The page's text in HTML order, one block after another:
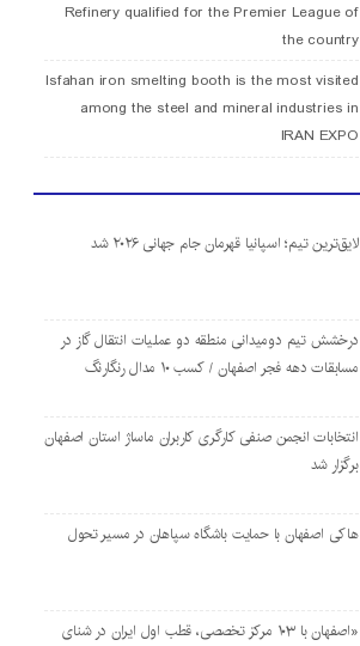
Refinery qualified for the Premier League of
the country
Isfahan iron smelting booth is the most visited
among the steel and mineral industries in
IRAN EXPO
لایق‌ترین تیم؛ اسپانیا قهرمان جام جهانی ۲۰۲۶ شد
درخشش تیم دومیدانی منطقه دو عملیات انتقال گاز در
مسابقات دهه فجر اصفهان / کسب ۱۰ مدال رنگارنگ
انتخابات انجمن صنفی کارگری کاربران ماساژ استان اصفهان
برگزار شد
هاکی اصفهان با حمایت باشگاه سپاهان در مسیر تحول
«اصفهان با ۱۰۳ مرکز تخصصی، قطب اول ایران در شنای